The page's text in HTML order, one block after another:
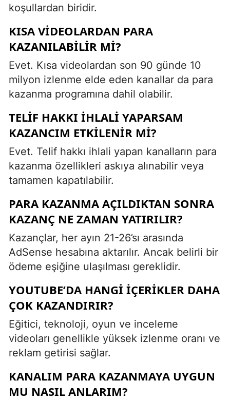
koşullardan biridir.
KISA VIDEOLARDAN PARA
KAZANILABILIR MI?
Evet. Kısa videolardan son 90 günde 10
milyon izlenme elde eden kanallar da para
kazanma programına dahil olabilir.
TELIF HAKKI İHLALI YAPARSAM
KAZANCIM ETKILENIR MI?
Evet. Telif hakkı ihlali yapan kanalların para
kazanma özellikleri askıya alınabilir veya
tamamen kapatılabilir.
PARA KAZANMA AÇILDIKTAN SONRA
KAZANÇ NE ZAMAN YATIRILIR?
Kazançlar, her ayın 21-26’sı arasında
AdSense hesabına aktarılır. Ancak belirli bir
ödeme eşiğine ulaşılması gereklidir.
YOUTUBE’DA HANGI İÇERIKLER DAHA
ÇOK KAZANDIRIR?
Eğitici, teknoloji, oyun ve inceleme
videoları genellikle yüksek izlenme oranı ve
reklam getirisi sağlar.
KANALIM PARA KAZANMAYA UYGUN
MU NASIL ANLARIM?